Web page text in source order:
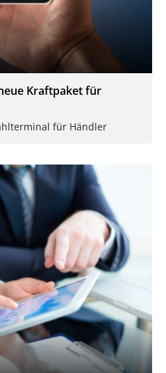
Kraftpaket für
für Händler